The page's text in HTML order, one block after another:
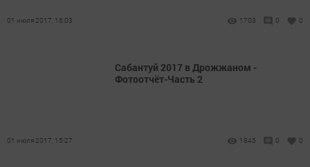
01 июля 2017, 16:03 1703 0 0
Сабантуй 2017 в Дрожжаном -
Фотоотчёт-Часть 2
01 июля 2017, 15:27 1845 0 0